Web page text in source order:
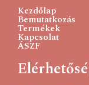
Kezdőlap
Bemutatkozás
Termékek
Kapcsolat
ÁSZF